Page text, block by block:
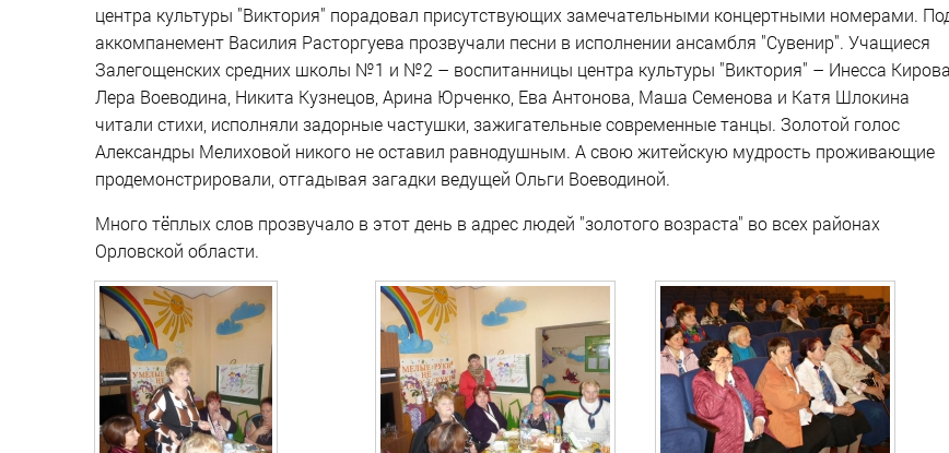
центра культуры "Виктория" порадовал присутствующих замечательными концертными номерами.
аккомпанемент Василия Расторгуева прозвучали песни в исполнении ансамбля "Сувенир". Учащиеся
Залегощенских средних школы №1 и №2 – воспитанницы центра культуры "Виктория" – Инесса Кирова,
Лера Воеводина, Никита Кузнецов, Арина Юрченко, Ева Антонова, Маша Семенова и Катя Шлокина
читали стихи, исполняли задорные частушки, зажигательные современные танцы. Золотой голос
Александры Мелиховой никого не оставил равнодушным. А свою житейскую мудрость проживающие
продемонстрировали, отгадывая загадки ведущей Ольги Воеводиной.
Много тёплых слов прозвучало в этот день в адрес людей "золотого возраста" во всех районах
Орловской области.